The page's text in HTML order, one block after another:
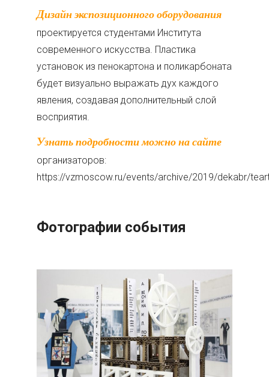
Дизайн экспозиционного оборудования
проектируется студентами Института
современного искусства. Пластика
установок из пенокартона и поликарбоната
будет визуально выражать дух каждого
явления, создавая дополнительный слой
восприятия.
Узнать подробности можно на сайте
организаторов:
https://vzmoscow.ru/events/archive/2019/dekabr/
Фотографии события